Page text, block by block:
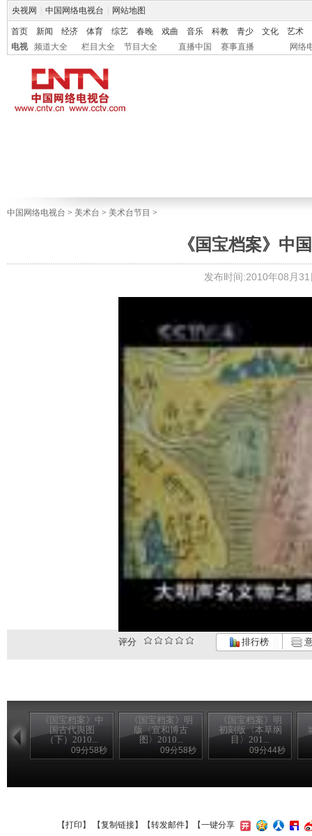
央视网 中国网络电视台 网站地图
首页 新闻 经济 体育 综艺 春晚 戏曲 音乐 科教 青少 文化
艺术
电视
频道大全 栏目大全 节目大全 直播中国 赛事直播 网络
中国网络电视台 > 美术台 > 美术台节目 >
《国宝档案》中
发布时间:2010年08月
评分 排行榜
《国宝档案》中
国古代舆图
（下）2010...
09分58秒
《国宝档案》明
版〈宣和博古
图〉2010...
09分58秒
《国宝档案》明
初刻版〈本草纲
目〉201...
09分44秒
【打印 】 【复制链接】【转发邮件】 【一键分享